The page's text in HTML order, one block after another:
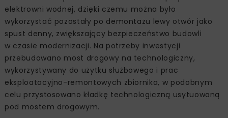
elektrowni wodnej, dzięki czemu można było
wykorzystać pozostały po demontażu lewy otwór jako
spust denny, zwiększający bezpieczeństwo budowli
w czasie modernizacji. Na potrzeby inwestycji
przebudowano most drogowy na technologiczny,
wykorzystywany do użytku służbowego i prac
eksploatacyjno-remontowych zbiornika, w podobnym
celu przystosowano kładkę technologiczną usytuowaną
pod mostem drogowym.